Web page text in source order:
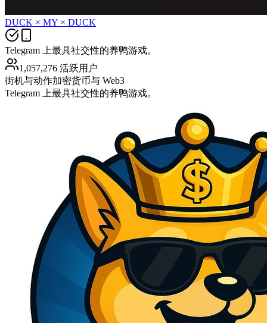
DUCK × MY × DUCK
Telegram 上最具社交性的养鸭游戏。
1,057,276 活跃用户
街机与动作加密货币与 Web3
Telegram 上最具社交性的养鸭游戏。